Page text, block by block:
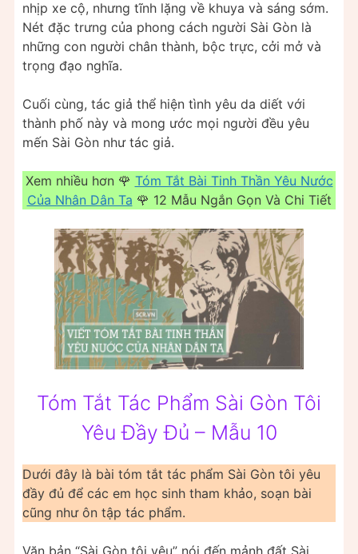
nhịp xe cộ, nhưng tĩnh lặng về khuya và sáng sớm.
Nét đặc trưng của phong cách người Sài Gòn là
những con người chân thành, bộc trực, cởi mở và
trọng đạo nghĩa.
Cuối cùng, tác giả thể hiện tình yêu da diết với
thành phố này và mong ước mọi người đều yêu
mến Sài Gòn như tác giả.
Xem nhiều hơn 🌹 Tóm Tắt Bài Tinh Thần Yêu Nước
Của Nhân Dân Ta 🌹 12 Mẫu Ngắn Gọn Và Chi Tiết
Tóm Tắt Tác Phẩm Sài Gòn Tôi
Yêu Đầy Đủ – Mẫu 10
Dưới đây là bài tóm tắt tác phẩm Sài Gòn tôi yêu
đầy đủ để các em học sinh tham khảo, soạn bài
cũng như ôn tập tác phẩm.
Văn bản “Sài Gòn tôi yêu” nói đến mảnh đất Sài